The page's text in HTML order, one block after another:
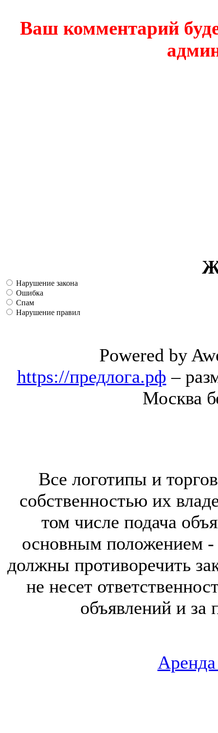
Ваш комментарий
Нарушение закона
Ошибка
Спам
Нарушение правил
Powered by
https://предлога.рф –
Москва
Все логотипы и
собственностью их
том числе подача
основным положением -
должны противоречить
не несет
объявлений и за